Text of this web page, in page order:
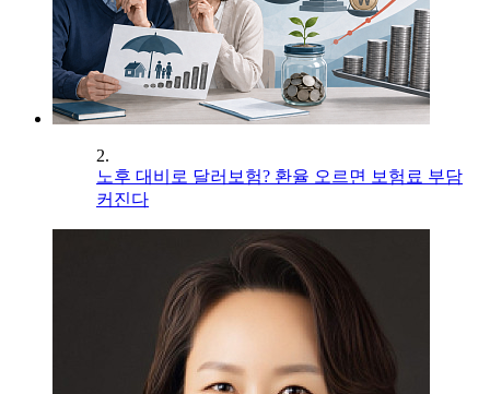
2.
노후 대비로 달러보험? 환율 오르면 보험료 부담
커진다